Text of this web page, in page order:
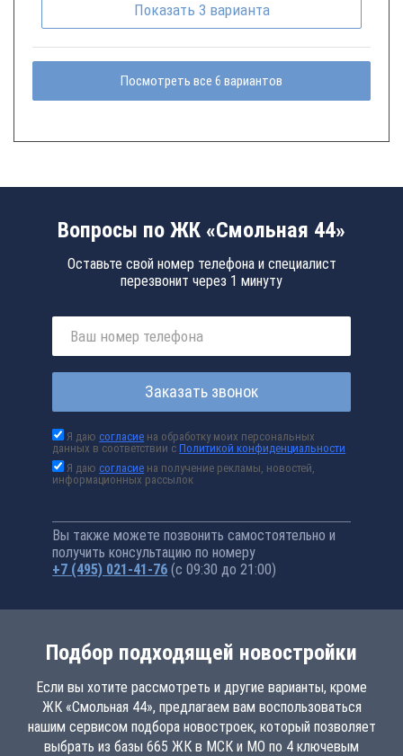
Показать 3 варианта
Посмотреть все 6 вариантов
Вопросы по ЖК «Смольная 44»
Оставьте свой номер телефона и специалист
перезвонит через 1 минуту
Заказать звонок
Я даюсогласие на обработку моих персональных
данных в соответствии сПолитикой конфиденциальности
Я даюсогласие на получение рекламы, новостей,
информационных рассылок
Вы также можете позвонить самостоятельно и
получить консультацию по номеру
+7 (495) 021-41-76 (с 09:30 до 21:00)
Подбор подходящей новостройки
Если вы хотите рассмотреть и другие варианты, кроме
ЖК «Смольная 44», предлагаем вам воспользоваться
нашим сервисом подбора новостроек, который позволяет
выбрать из базы 665 ЖК в МСК и МО по 4 ключевым